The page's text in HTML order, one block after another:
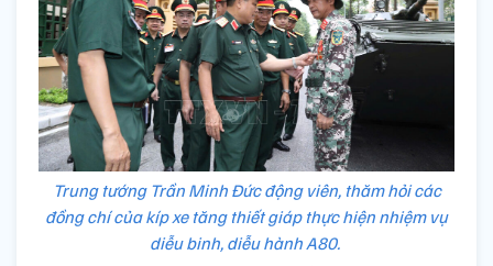
Trung tướng Trần Minh Đức động viên, thăm hỏi các
đồng chí của kíp xe tăng thiết giáp thực hiện nhiệm vụ
diễu binh, diễu hành A80.